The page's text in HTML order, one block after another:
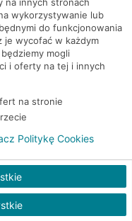
prawa zastrzeżone
wykorzystywanie lub
do funkcjonowania
je wycofać w każdym
mogli
i oferty na tej i innych
na stronie
Politykę Cookies